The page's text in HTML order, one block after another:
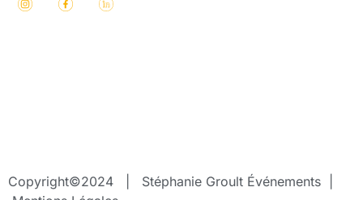
Copyright©2024 | Stéphanie Groult Événements